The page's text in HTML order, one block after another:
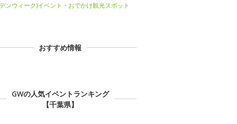
ンウィーク)イベント・おでかけ観光スポット
おすすめ情報
GWの人気イベントランキング
【千葉県】